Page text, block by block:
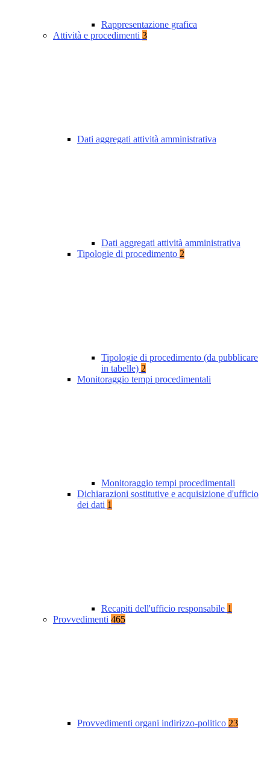
Rappresentazione grafica
Attività e procedimenti 3
Dati aggregati attività amministrativa
Dati aggregati attività amministrativa
Tipologie di procedimento 2
Tipologie di procedimento (da pubblicare
in tabelle) 2
Monitoraggio tempi procedimentali
Monitoraggio tempi procedimentali
Dichiarazioni sostitutive e acquisizione d'ufficio
dei dati 1
Recapiti dell'ufficio responsabile 1
Provvedimenti 465
Provvedimenti organi indirizzo-politico 23